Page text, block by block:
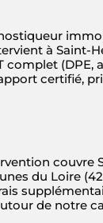
à Saint-
complet (DPE,
certifié,
couvre
du Loire
de notre